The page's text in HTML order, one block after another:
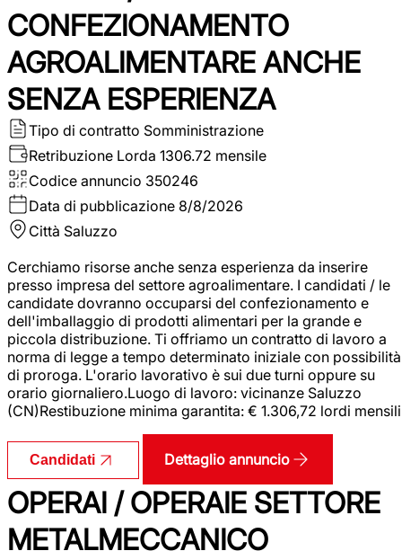
CONFEZIONAMENTO
AGROALIMENTARE ANCHE
SENZA ESPERIENZA
Tipo di contratto Somministrazione
Retribuzione Lorda 1306.72 mensile
Codice annuncio 350246
Data di pubblicazione 8/8/2026
Città Saluzzo
Cerchiamo risorse anche senza esperienza da inserire
presso impresa del settore agroalimentare. I candidati / le
candidate dovranno occuparsi del confezionamento e
dell'imballaggio di prodotti alimentari per la grande e
piccola distribuzione. Ti offriamo un contratto di lavoro a
norma di legge a tempo determinato iniziale con possibilità
di proroga. L'orario lavorativo è sui due turni oppure su
orario giornaliero.Luogo di lavoro: vicinanze Saluzzo
(CN)Restibuzione minima garantita: € 1.306,72 lordi mensili
Candidati Dettaglio annuncio
OPERAI / OPERAIE SETTORE
METALMECCANICO